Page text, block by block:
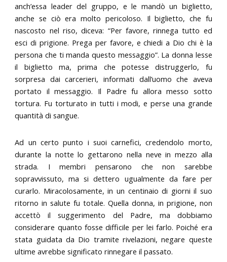
anch’essa leader del gruppo, e le mandò un biglietto,
anche se ciò era molto pericoloso. Il biglietto, che fu
nascosto nel riso, diceva: “Per favore, rinnega tutto ed
esci di prigione. Prega per favore, e chiedi a Dio chi è la
persona che ti manda questo messaggio”. La donna lesse
il biglietto ma, prima che potesse distruggerlo, fu
sorpresa dai carcerieri, informati dall’uomo che aveva
portato il messaggio. Il Padre fu allora messo sotto
tortura. Fu torturato in tutti i modi, e perse una grande
quantità di sangue.
Ad un certo punto i suoi carnefici, credendolo morto,
durante la notte lo gettarono nella neve in mezzo alla
strada. I membri pensarono che non sarebbe
sopravvissuto, ma si dettero ugualmente da fare per
curarlo. Miracolosamente, in un centinaio di giorni il suo
ritorno in salute fu totale. Quella donna, in prigione, non
accettò il suggerimento del Padre, ma dobbiamo
considerare quanto fosse difficile per lei farlo. Poiché era
stata guidata da Dio tramite rivelazioni, negare queste
ultime avrebbe significato rinnegare il passato.